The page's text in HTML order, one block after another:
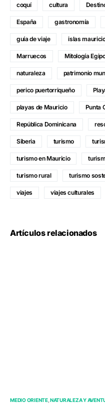
coquí cultura
España gastronomía
guía de viaje islas
Marruecos Mitología
naturaleza patrimonio
perico puertorriqueño
playas de Mauricio Punta
República Dominicana
Siberia turismo
turismo en Mauricio
turismo rural turismo
viajes viajes culturales
Artículos relacionados
MEDIO ORIENTE NATURALEZA Y